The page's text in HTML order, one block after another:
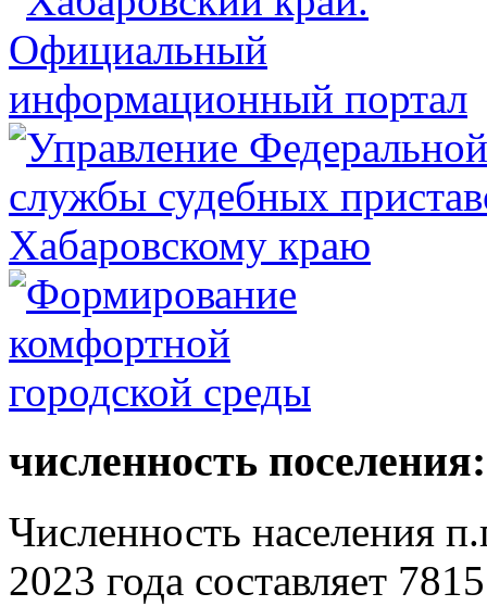
численность поселения:
Численность населения
2023 года составляет